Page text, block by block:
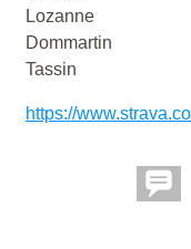
Lozanne
Dommartin
Tassin
https://